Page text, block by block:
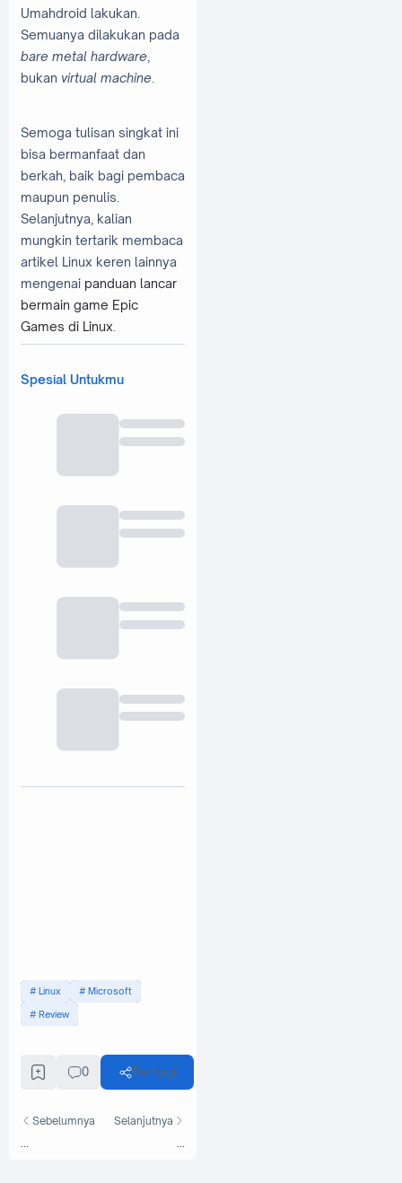
Umahdroid lakukan.
Semuanya dilakukan pada
bare metal hardware
bukan virtual machine
Semoga tulisan singkat ini
bisa bermanfaat dan
berkah, baik bagi pembaca
maupun penulis.
Selanjutnya, kalian
mungkin tertarik membaca
artikel Linux keren lainnya
mengenai panduan lancar
bermain game Epic
Games di Linux.
Spesial Untukmu
Linux Microsoft
Review
0 Berbagi
Sebelumnya Selanjutnya